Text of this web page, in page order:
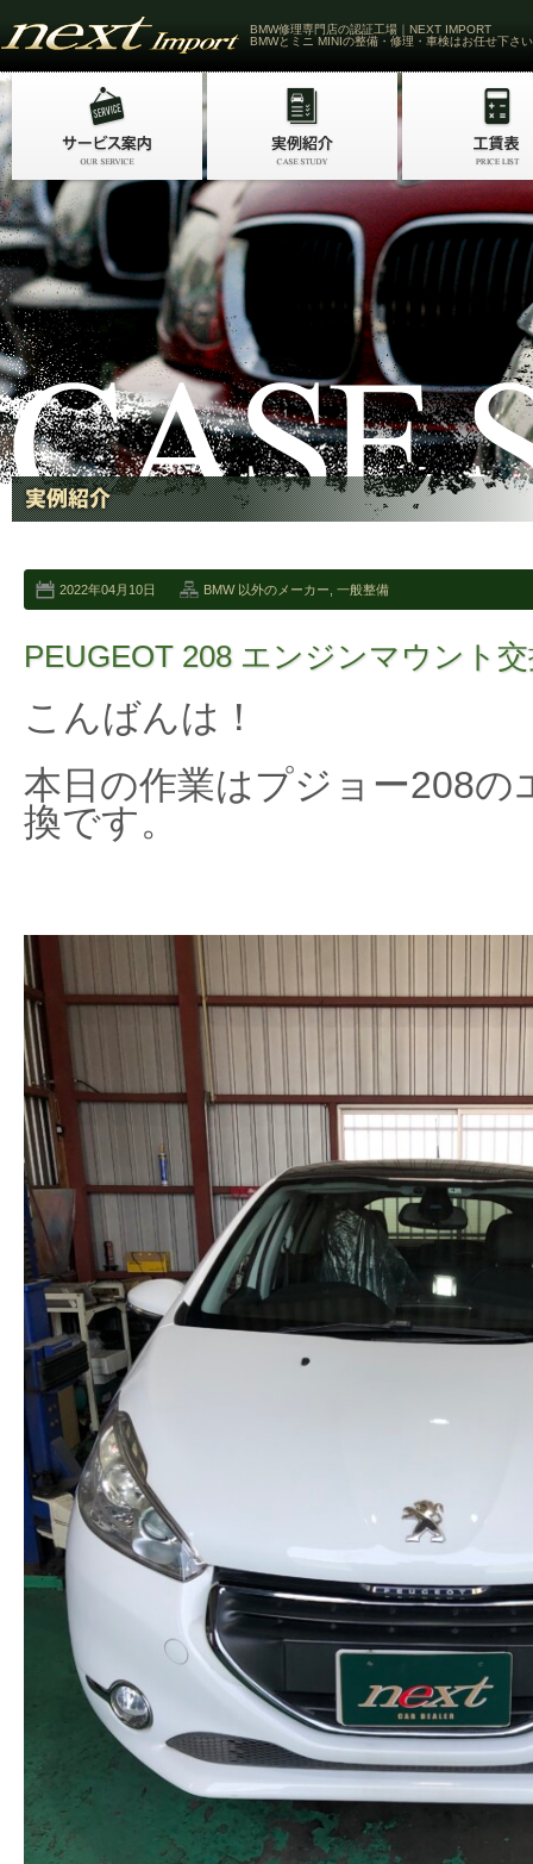
BMW修理専門店の認証工場｜NEXT IMPORT
BMWとミニ MINIの整備・修理・車検はお任せ下さい
2022年04月10日 BMW 以外のメーカー 一般整備
PEUGEOT 208 エンジンマウント
こんばんは！
本日の作業はプジョー208の
換です。